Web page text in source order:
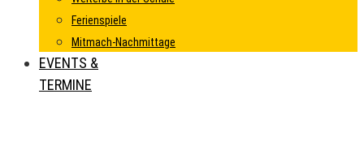
Ferienspiele
Mitmach-Nachmittage
EVENTS &
TERMINE